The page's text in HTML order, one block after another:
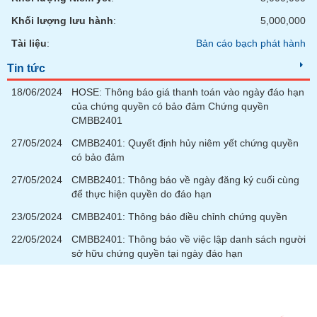
Khối lượng lưu hành:
5,000,000
Tài liệu: Bản cáo bạch phát hành
Tin tức
18/06/2024
HOSE: Thông báo giá thanh toán vào ngày đáo hạn
của chứng quyền có bảo đảm Chứng quyền
CMBB2401
27/05/2024
CMBB2401: Quyết định hủy niêm yết chứng quyền
có bảo đảm
27/05/2024
CMBB2401: Thông báo về ngày đăng ký cuối cùng
để thực hiện quyền do đáo hạn
23/05/2024
CMBB2401: Thông báo điều chỉnh chứng quyền
22/05/2024
CMBB2401: Thông báo về việc lập danh sách người
sở hữu chứng quyền tại ngày đáo hạn
SÓC
SỨC
THÔNG
TIN